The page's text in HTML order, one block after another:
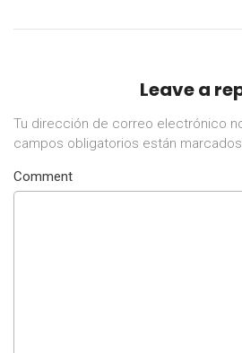
Leave a
Tu dirección de correo electrónico
campos obligatorios están
Comment